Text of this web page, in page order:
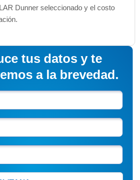
Dunner seleccionado y el costo
tus datos y te
a la brevedad.